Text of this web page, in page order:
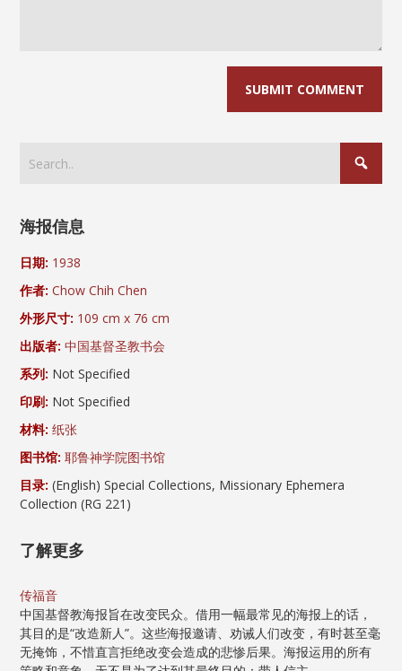
海报信息
日期: 1938
作者: Chow Chih Chen
外形尺寸: 109 cm x 76 cm
出版者: 中国基督圣教书会
系列: Not Specified
印刷: Not Specified
材料: 纸张
图书馆: 耶鲁神学院图书馆
目录: (English) Special Collections, Missionary Ephemera
Collection (RG 221)
了解更多
传福音
中国基督教海报旨在改变民众。借用一幅最常见的海报上的话，
其目的是“改造新人”。这些海报邀请、劝诫人们改变，有时甚至毫
无掩饰，不惜直言拒绝改变会造成的悲惨后果。海报运用的所有